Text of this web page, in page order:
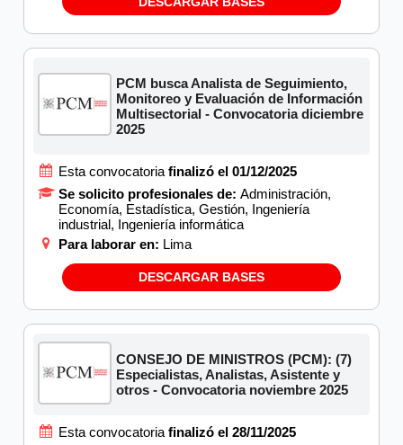
PCM busca Analista de Seguimiento,
Monitoreo y Evaluación de Información
Multisectorial - Convocatoria diciembre
2025
Esta convocatoria finalizó el 01/12/2025
Se solicito profesionales de: Administración,
Economía, Estadística, Gestión, Ingeniería
industrial, Ingeniería informática
Para laborar en: Lima
DESCARGAR BASES
CONSEJO DE MINISTROS (PCM): (7)
Especialistas, Analistas, Asistente y
otros - Convocatoria noviembre 2025
Esta convocatoria finalizó el 28/11/2025